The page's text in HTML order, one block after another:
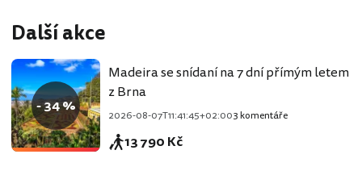
Další akce
- 34 %
Madeira se snídaní na 7 dní přímým letem
z Brna
2026-08-07T11:41:45+02:003 komentáře
13 790 Kč